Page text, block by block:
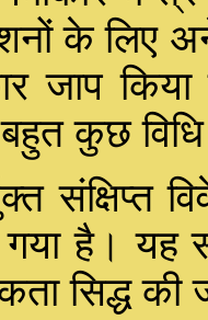
के लिए
जाप
कुछ विधि
संक्षिप्त
है। यह
सिद्ध की